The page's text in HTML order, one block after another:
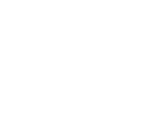
для старта!